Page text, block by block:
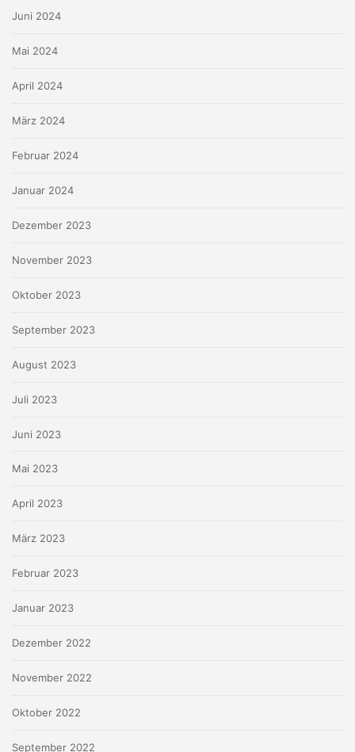
Juni 2024
Mai 2024
April 2024
März 2024
Februar 2024
Januar 2024
Dezember 2023
November 2023
Oktober 2023
September 2023
August 2023
Juli 2023
Juni 2023
Mai 2023
April 2023
März 2023
Februar 2023
Januar 2023
Dezember 2022
November 2022
Oktober 2022
September 2022